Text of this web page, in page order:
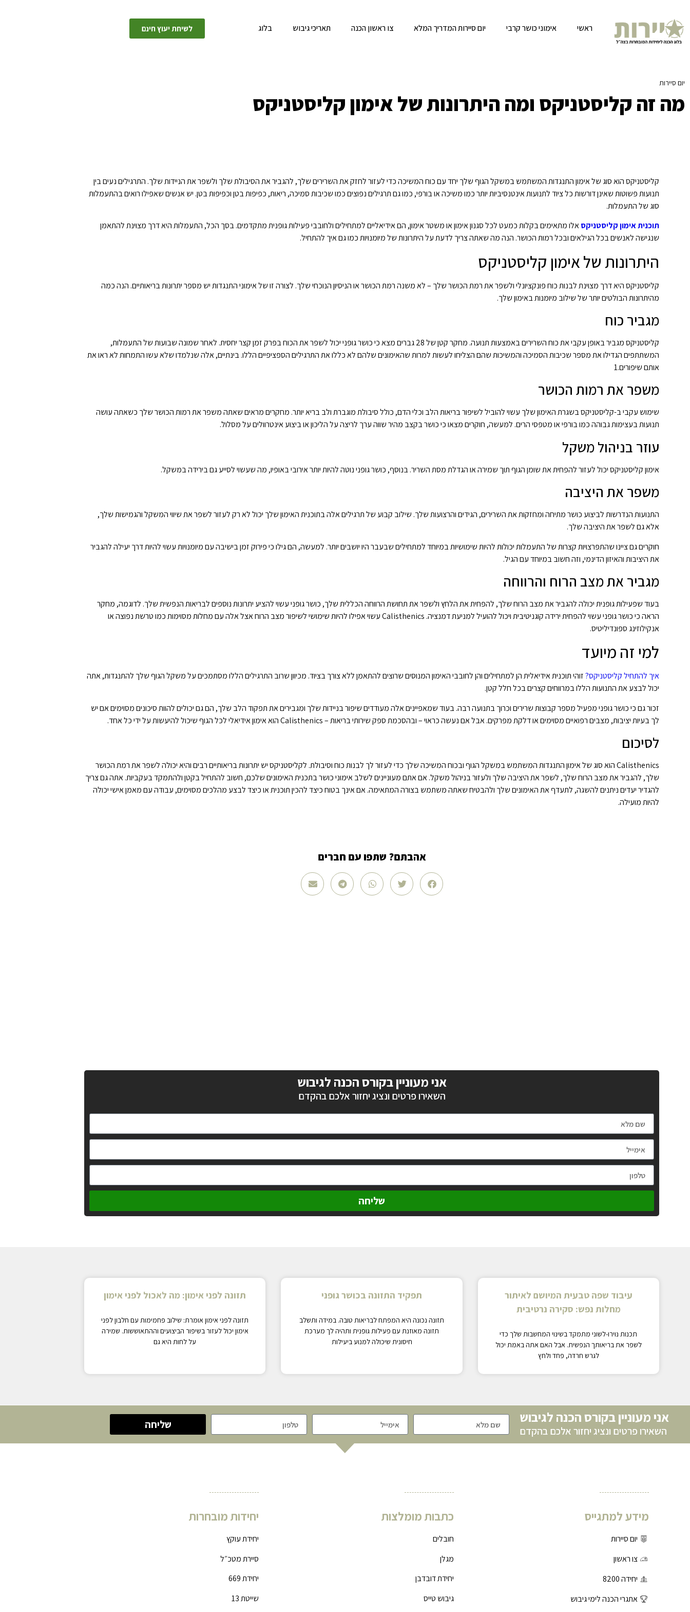
ראשי אימוני כושר קרבי יום סיירות המדריך המלא צו ראשון הכנה תאריכי גיבוש בלוג לשיחת יעוץ חינם
יום סיירות
מה זה קליסטניקס ומה היתרונות של אימון קליסטניקס
קליסטניקס הוא סוג של אימון התנגדות המשתמש במשקל הגוף שלך יחד עם כוח המשיכה כדי לעזור לחזק את השרירים שלך, להגביר את הסיבולת שלך ולשפר את הניידות שלך. התרגילים נעים בין
תנועות פשוטות שאינן דורשות כל ציוד לתנועות אינטנסיביות יותר כמו משיכה או בורפי, כמו גם תרגילים נפוצים כמו שכיבות סמיכה, ריאות, כפיפות בטן וכפיפות בטן. יש אנשים שאפילו רואים בהתעמלות
סוג של התעמלות.
תוכנית אימון קליסטניקסאלו מתאימים בקלות כמעט לכל סגנון אימון או משטר אימון, הם אידיאליים למתחילים ולחובבי פעילות גופנית מתקדמים. בסך הכל, התעמלות היא דרך מצוינת להתאמן
שנגישה לאנשים בכל הגילאים ובכל רמות הכושר. הנה מה שאתה צריך לדעת על היתרונות של מיומנויות כמו גם איך להתחיל.
היתרונות של אימון קליסטניקס
קליסטניקס היא דרך מצוינת לבנות כוח פונקציונלי ולשפר את רמת הכושר שלך – לא משנה רמת הכושר או הניסיון הנוכחי שלך. לצורה זו של אימוני התנגדות יש מספר יתרונות בריאותיים. הנה כמה
מהיתרונות הבולטים יותר של שילוב מיומנות באימון שלך.
מגביר כוח
קליסטניקס מגביר באופן עקבי את כוח השרירים באמצעות תנועה. מחקר קטן של 28 גברים מצא כי כושר גופני יכול לשפר את הכוח בפרק זמן קצר יחסית. לאחר שמונה שבועות של התעמלות,
המשתתפים הגדילו את מספר שכיבות הסמיכה והמשיכות שהם הצליחו לעשות למרות שהאימונים שלהם לא כללו את התרגילים הספציפיים הללו. בינתיים, אלה שנלמדו שלא עשו התמחות לא ראו את
אותם שיפורים.1
משפר את רמות הכושר
שימוש עקבי ב-קליסטניקס בשגרת האימון שלך עשוי להוביל לשיפור בריאות הלב וכלי הדם, כולל סיבולת מוגברת ולב בריא יותר. מחקרים מראים שאתה משפר את רמות הכושר שלך כשאתה עושה
תנועות בעצימות גבוהה כמו בורפי או מטפסי הרים. למעשה, חוקרים מצאו כי כושר בקצב מהיר שווה ערך לריצה על הליכון או ביצוע אינטרוולים על מסלול.
עוזר בניהול משקל
אימון קליסטניקס יכול לעזור להפחית את שומן הגוף תוך שמירה או הגדלת מסת השריר. בנוסף, כושר גופני נוטה להיות יותר אירובי באופיו, מה שעשוי לסייע גם בירידה במשקל.
משפר את היציבה
התנועות הנדרשות לביצוע כושר מתיחה ומחזקות את השרירים, הגידים והרצועות שלך. שילוב קבוע של תרגילים אלה בתוכנית האימון שלך יכול לא רק לעזור לשפר את שיווי המשקל והגמישות שלך,
אלא גם לשפר את היציבה שלך.
חוקרים גם ציינו שהתפרצויות קצרות של התעמלות יכולות להיות שימושיות במיוחד למתחילים שבעבר היו יושבים יותר. למעשה, הם גילו כי פירוק זמן בישיבה עם מיומנויות עשוי להיות דרך יעילה להגביר
את היציבות והאיזון הדינמי, וזה חשוב במיוחד עם הגיל.
מגביר את מצב הרוח והרווחה
בעוד שפעילות גופנית יכולה להגביר את מצב הרוח שלך, להפחית את הלחץ ולשפר את תחושת הרווחה הכללית שלך, כושר גופני עשוי להציע יתרונות נוספים לבריאות הנפשית שלך. לדוגמה, מחקר
הראה כי כושר גופני עשוי להפחית ירידה קוגניטיבית ויכול להועיל למניעת דמנציה. Calisthenics עשוי אפילו להיות שימושי לשיפור מצב הרוח אצל אלה עם מחלות מסוימות כמו טרשת נפוצה או
אנקילוזינג ספונדיליטיס.
למי זה מיועד
איך להתחיל קליסטניקס?זוהי תוכנית אידיאלית הן למתחילים והן לחובבי האימון המנוסים שרוצים להתאמן ללא צורך בציוד. מכיוון שרוב התרגילים הללו מסתמכים על משקל הגוף שלך להתנגדות, אתה
יכול לבצע את התנועות הללו במרווחים קצרים בכל חלל קטן.
זכור גם כי כושר גופני מפעיל מספר קבוצות שרירים וכרוך בתנועה רבה. בעוד שמאפיינים אלה מעודדים שיפור בניידות שלך ומגבירים את תפקוד הלב שלך, הם גם יכולים להוות סיכונים מסוימים אם יש
לך בעיות יציבות, מצבים רפואיים מסוימים או דלקת מפרקים. אבל אם נעשה כראוי – ובהסכמת ספק שירותי בריאות – Calisthenics הוא אימון אידיאלי לכל הגוף שיכול להיעשות על ידי כל אחד.
לסיכום
Calisthenics הוא סוג של אימון התנגדות המשתמש במשקל הגוף ובכוח המשיכה שלך כדי לעזור לך לבנות כוח וסיבולת. לקליסטניקס יש יתרונות בריאותיים רבים והיא יכולה לשפר את רמת הכושר
שלך, להגביר את מצב הרוח שלך, לשפר את היציבה שלך ולעזור בניהול משקל. אם אתם מעוניינים לשלב אימוני כושר בתכנית האימונים שלכם, חשוב להתחיל בקטן ולהתמקד בעקביות. אתה גם צריך
להגדיר יעדים ניתנים להשגה, לתעדף את האימונים שלך ולהבטיח שאתה משתמש בצורה המתאימה. אם אינך בטוח כיצד להכין תוכנית או כיצד לבצע מהלכים מסוימים, עבודה עם מאמן אישי יכולה
להיות מועילה.
אהבתם? שתפו עם חברים
אני מעוניין בקורס הכנה לגיבוש
השאירו פרטים ונציג יחזור אלכם בהקדם
שליחה
עיבוד שפה טבעית המיושם לאיתור
מחלות נפש: סקירה נרטיבית
תכנות נוירו-לשוני מתמקד בשינוי המחשבות שלך כדי
לשפר את בריאותך הנפשית. אבל האם אתה באמת יכול
לגרש חרדה, פחד ולחץ
תפקיד התזונה בכושר גופני
תזונה נכונה היא המפתח לבריאות טובה. במידה ותשלב
תזונה מאוזנת עם פעילות גופנית ותהיה לך מערכת
חיסונית שיכולה למנוע ביעילות
תזונה לפני אימון: מה לאכול לפני אימון
תזונה לפני אימון אומרת: שילוב פחמימות עם חלבון לפני
אימון יכול לעזור בשיפור הביצועים וההתאוששות. שמירה
על לחות היא גם
אני מעוניין בקורס הכנה לגיבוש
השאירו פרטים ונציג יחזור אלכם בהקדם שליחה
מידע למתגייס
יום סיירות
צו ראשון
יחידה 8200
אתגרי הכנה לימי גיבוש
כתבות מומלצות
חובלים
מגלן
יחידת דובדבן
גיבוש טייס
יחידות מובחרות
יחידת עוקץ
סיירת מטכ״ל
יחידת 669
שייטת 13